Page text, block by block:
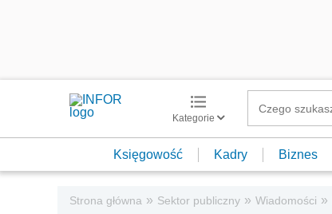
Kategorie
Księgowość Kadry Biznes
Strona główna » Sektor publiczny » Wiadomości »